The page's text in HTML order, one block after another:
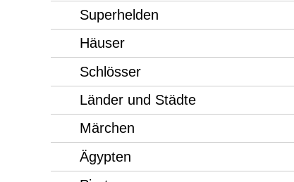
Superhelden
Häuser
Schlösser
Länder und Städte
Märchen
Ägypten